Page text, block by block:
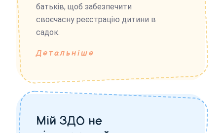
батьків, щоб забезпечити
своєчасну реєстрацію дитини в
садок.
Детальніше
Мій ЗДО не